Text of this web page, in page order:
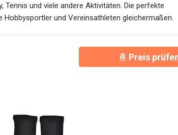
Tennis und viele andere Aktivitäten. Die perfekte
und Vereinsathleten gleichermaßen.
Preis prüfen